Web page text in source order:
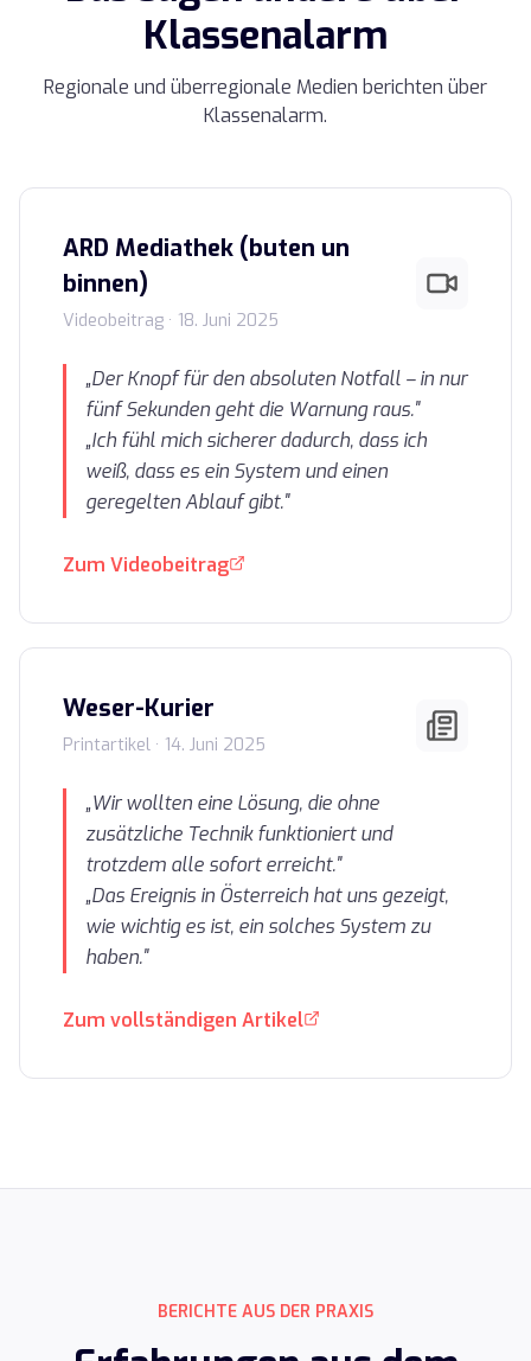
Klassenalarm
Regionale und überregionale Medien berichten über
Klassenalarm.
ARD Mediathek (buten un
binnen)
Videobeitrag · 18. Juni 2025
„Der Knopf für den absoluten Notfall – in nur
fünf Sekunden geht die Warnung raus."
„Ich fühl mich sicherer dadurch, dass ich
weiß, dass es ein System und einen
geregelten Ablauf gibt."
Zum Videobeitrag
Weser-Kurier
Printartikel · 14. Juni 2025
„Wir wollten eine Lösung, die ohne
zusätzliche Technik funktioniert und
trotzdem alle sofort erreicht."
„Das Ereignis in Österreich hat uns gezeigt,
wie wichtig es ist, ein solches System zu
haben."
Zum vollständigen Artikel
BERICHTE AUS DER PRAXIS